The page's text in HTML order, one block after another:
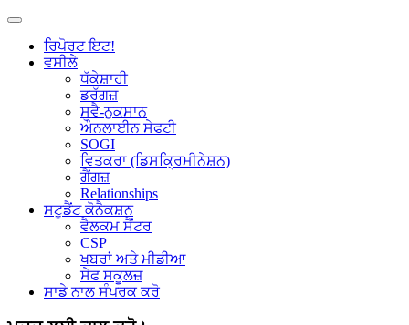
ਰਿਪੋਰਟ ਇਟ!
ਵਸੀਲੇ
ਧੱਕੇਸ਼ਾਹੀ
ਡਰੱਗਜ਼
ਸਵੈ-ਨੁਕਸਾਨ
ਔਨਲਾਈਨ ਸੇਫਟੀ
SOGI
ਵਿਤਕਰਾ (ਡਿਸਕ੍ਰਿਮੀਨੇਸ਼ਨ)
ਗੈਂਗਜ਼
Relationships
ਸਟੂਡੈਂਟ ਕੋਨੈਕਸ਼ਨ
ਵੈਲਕਮ ਸੈਂਟਰ
CSP
ਖਬਰਾਂ ਅਤੇ ਮੀਡੀਆ
ਸੇਫ ਸਕੂਲਜ਼
ਸਾਡੇ ਨਾਲ ਸੰਪਰਕ ਕਰੋ